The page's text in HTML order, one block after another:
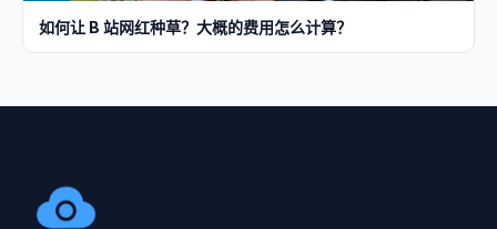
如何让 B 站网红种草？大概的费用怎么计算？